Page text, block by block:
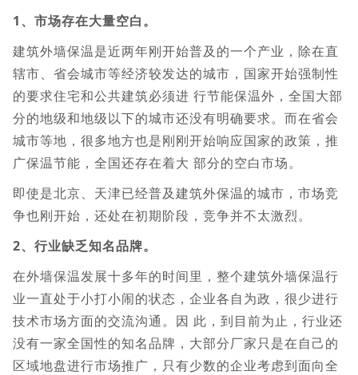
1、市场存在大量空白。
建筑外墙保温是近两年刚开始普及的一个产业，除在直
辖市、省会城市等经济较发达的城市，国家开始强制性
的要求住宅和公共建筑必须进 行节能保温外，全国大部
分的地级和地级以下的城市还没有明确要求。而在省会
城市等地，很多地方也是刚刚开始响应国家的政策，推
广保温节能，全国还存在着大 部分的空白市场。
即使是北京、天津已经普及建筑外保温的城市，市场竞
争也刚开始，还处在初期阶段，竞争并不太激烈。
2、行业缺乏知名品牌。
在外墙保温发展十多年的时间里，整个建筑外墙保温行
业一直处于小打小闹的状态，企业各自为政，很少进行
技术市场方面的交流沟通。因 此，到目前为止，行业还
没有一家全国性的知名品牌，大部分厂家只是在自己的
区域地盘进行市场推广，只有少数的企业考虑到面向全